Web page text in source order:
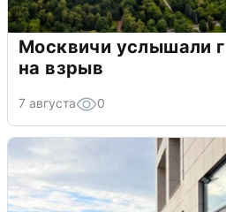
Москвичи услышали
на взрыв
7 августа 0